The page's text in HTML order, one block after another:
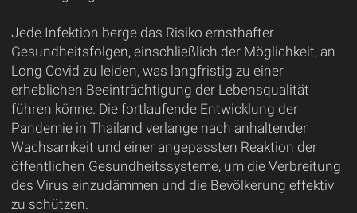
Jede Infektion berge das Risiko ernsthafter
Gesundheitsfolgen, einschließlich der Möglichkeit, an
Long Covid zu leiden, was langfristig zu einer
erheblichen Beeinträchtigung der Lebensqualität
führen könne. Die fortlaufende Entwicklung der
Pandemie in Thailand verlange nach anhaltender
Wachsamkeit und einer angepassten Reaktion der
öffentlichen Gesundheitssysteme, um die Verbreitung
des Virus einzudämmen und die Bevölkerung effektiv
zu schützen.